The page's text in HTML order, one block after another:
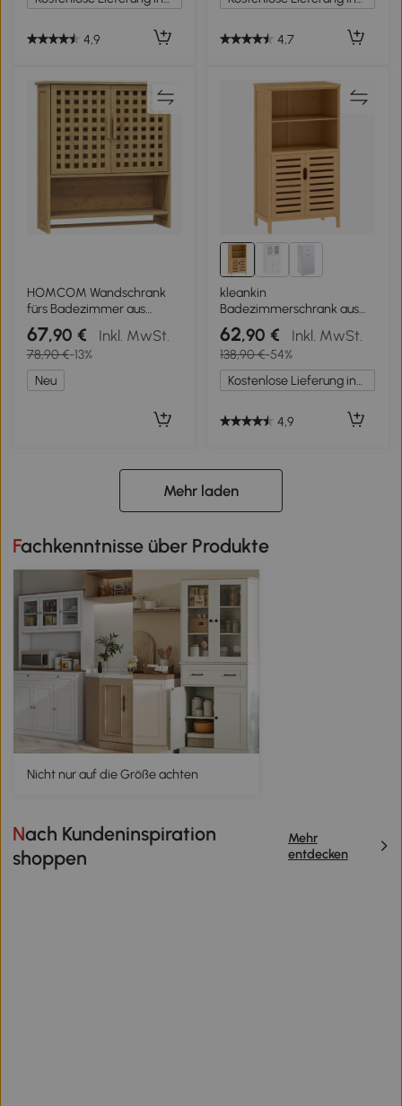
4,9 4,7
HOMCOM Wandschrank
fürs Badezimmer aus
Bambus mit 2 lamellierten
Türen, offenem Fach und
verstellbarem Regal,
Naturholz
67,90 € Inkl. MwSt.
78,90 €-13%
Neu
kleankin
Badezimmerschrank aus
Bambus, mit
Lamellentüren, 2 Regale, 1
Schrank, 50 cm x 29 cm x
92 cm, Natur
62,90 € Inkl. MwSt.
138,90 €-54%
Kostenlose Lieferung innerhalb Deutschlands
4,9
Mehr laden
Fachkenntnisse über Produkte
Nicht nur auf die Größe achten
Nach Kundeninspiration
shoppen
Mehr
entdecken